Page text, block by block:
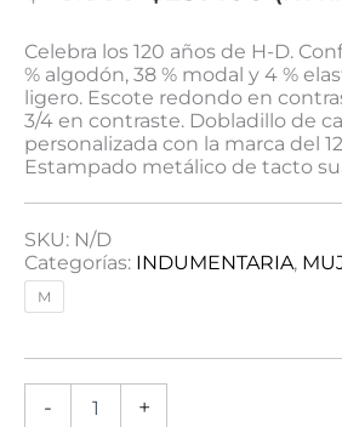
Celebra los 120 años de H-D.
% algodón, 38 % modal y 4 %
ligero. Escote redondo en
3/4 en contraste. Dobladillo de
personalizada con la marca del
Estampado metálico de tacto
SKU: N/D
Categorías: INDUMENTARIA,
M
- +